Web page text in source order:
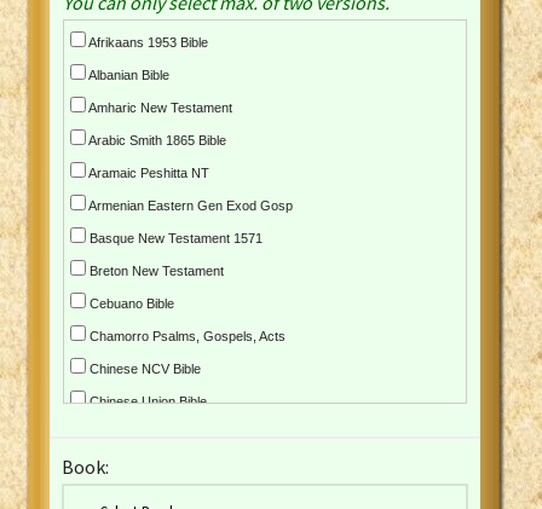
Afrikaans 1953 Bible
Albanian Bible
Amharic New Testament
Arabic Smith 1865 Bible
Aramaic Peshitta NT
Armenian Eastern Gen Exod Gosp
Basque New Testament 1571
Breton New Testament
Cebuano Bible
Chamorro Psalms, Gospels, Acts
Chinese NCV Bible
Chinese Union Bible
Czech Kralicka Bible
Book: